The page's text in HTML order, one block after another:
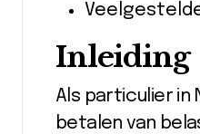
Inleiding
Als particulier in
betalen van